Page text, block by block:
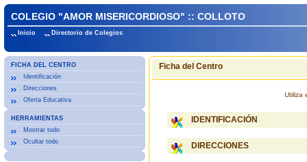
COLEGIO "AMOR MISERICORDIOSO" :: COLLOTO
Inicio Directorio de Colegios
FICHA DEL CENTRO
Identificación
Direcciones
Oferta Educativa
HERRAMIENTAS
Mostrar todo
Ocultar todo
Ficha del Centro
Utiliza
IDENTIFICACIÓN
DIRECCIONES